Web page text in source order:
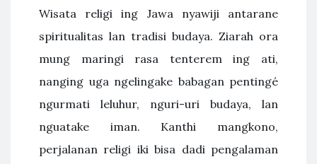
Wisata religi ing Jawa nyawiji antarane
spiritualitas lan tradisi budaya. Ziarah ora
mung maringi rasa tenterem ing ati,
nanging uga ngelingake babagan pentingé
ngurmati leluhur, nguri-uri budaya, lan
nguatake iman. Kanthi mangkono,
perjalanan religi iki bisa dadi pengalaman